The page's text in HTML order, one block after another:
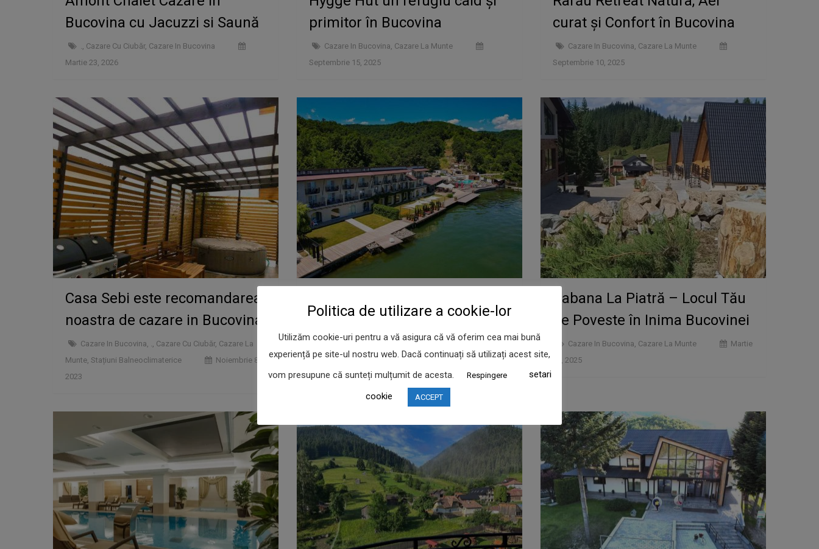
Bucovina cu Jacuzzi si Saună
Cazare Cu Ciubăr, Cazare In Bucovina
Martie 23, 2026
primitor în Bucovina
Cazare In Bucovina Cazare La Munte
Septembrie 15, 2025
curat și Confort în Bucovina
Cazare In Bucovina Cazare La Munte
Septembrie 10, 2025
Casa Sebi este recomandarea
noastra de cazare in Bucovina
Cazare In Bucovina Cazare Cu Ciubăr, Cazare La
Munte Stațiuni Balneoclimaterice
Noiembrie 8,
2023
te simți ca în altă țară
Ultimul Articol Martie 31, 2026
Cabana La Piatră – Locul Tău
de Poveste în Inima Bucovinei
Cazare In Bucovina Cazare La Munte
Martie
24, 2025
Politica de utilizare a cookie-lor
Utilizăm cookie-uri pentru a vă asigura că vă oferim cea mai bună
experiență pe site-ul nostru web. Dacă continuați să utilizați acest site,
vom presupune că sunteți mulțumit de acesta.
Respingere
setari
cookie
ACCEPT